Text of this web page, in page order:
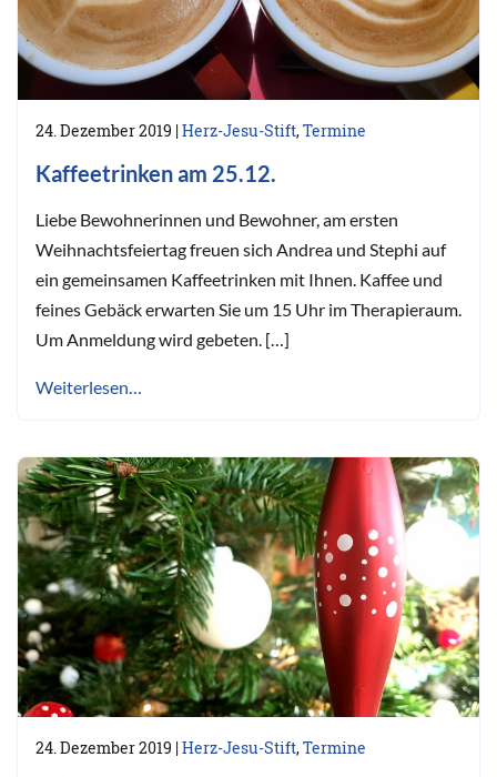
24. Dezember 2019 | Herz-Jesu-Stift,Termine
Kaffeetrinken am 25.12.
Liebe Bewohnerinnen und Bewohner, am ersten
Weihnachtsfeiertag freuen sich Andrea und Stephi auf
ein gemeinsamen Kaffeetrinken mit Ihnen. Kaffee und
feines Gebäck erwarten Sie um 15 Uhr im Therapieraum.
Um Anmeldung wird gebeten. […]
Weiterlesen…
24. Dezember 2019 | Herz-Jesu-Stift,Termine